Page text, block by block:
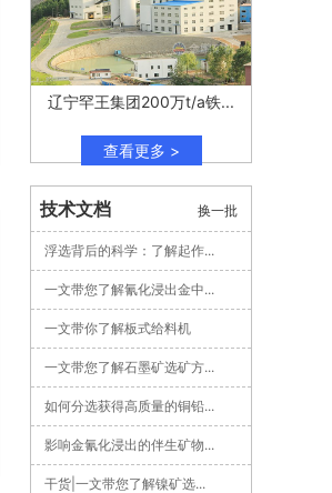
辽宁罕王集团200万t/a铁...
查看更多 >
技术文档
浮选背后的科学：了解起作...
一文带您了解氰化浸出金中...
一文带你了解板式给料机
一文带您了解石墨矿选矿方...
如何分选获得高质量的铜铅...
影响金氰化浸出的伴生矿物...
干货|一文带您了解镍矿选...
换一批